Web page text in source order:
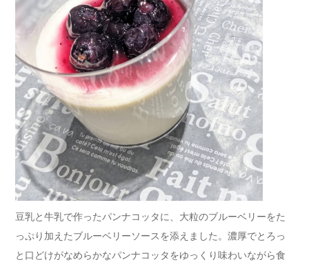
豆乳と牛乳で作ったパンナコッタに、大粒のブルーベリーをた
っぷり加えたブルーベリーソースを添えました。濃厚でとろっ
と口どけがなめらかなパンナコッタをゆっくり味わいながら食